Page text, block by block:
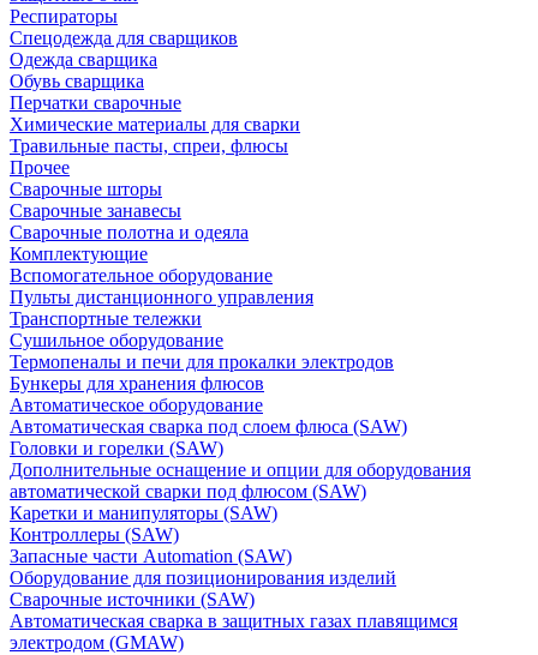
Респираторы
Спецодежда для сварщиков
Одежда сварщика
Обувь сварщика
Перчатки сварочные
Химические материалы для сварки
Травильные пасты, спреи, флюсы
Прочее
Сварочные шторы
Сварочные занавесы
Сварочные полотна и одеяла
Комплектующие
Вспомогательное оборудование
Пульты дистанционного управления
Транспортные тележки
Сушильное оборудование
Термопеналы и печи для прокалки электродов
Бункеры для хранения флюсов
Автоматическое оборудование
Автоматическая сварка под слоем флюса (SAW)
Головки и горелки (SAW)
Дополнительные оснащение и опции для оборудования
автоматической сварки под флюсом (SAW)
Каретки и манипуляторы (SAW)
Контроллеры (SAW)
Запасные части Automation (SAW)
Оборудование для позиционирования изделий
Сварочные источники (SAW)
Автоматическая сварка в защитных газах плавящимся
электродом (GMAW)